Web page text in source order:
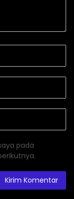
pada